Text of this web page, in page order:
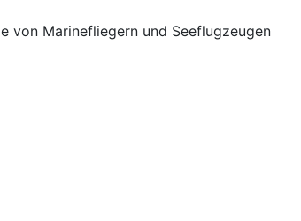
von Marinefliegern und Seeflugzeugen